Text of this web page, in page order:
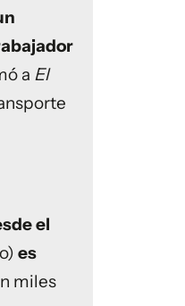
a El
el
es
miles